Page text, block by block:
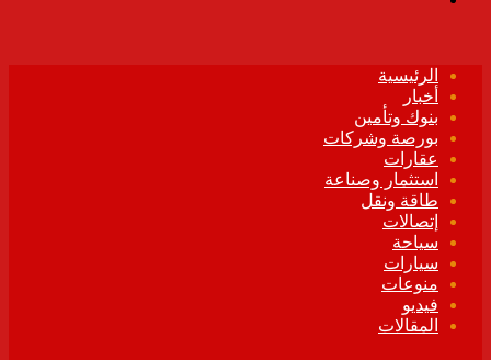
الرئيسية
أخبار
بنوك وتأمين
بورصة وشركات
عقارات
استثمار وصناعة
طاقة ونقل
إتصالات
سياحة
سيارات
منوعات
فيديو
المقالات